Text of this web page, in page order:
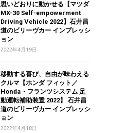
思いどおりに動かせる【マツダ
MX-30 Self-empowerment
Driving Vehicle 2022】石井昌
道のビリーヴカー インプレッシ
ョン
2022年4月19日
移動する喜び、自由が味わえる
クルマ【ホンダ フィット／
Honda・フランツシステム 足
動運転補助装置 2022】 石井昌
道のビリーヴカー インプレッシ
ョン
2022年4月18日